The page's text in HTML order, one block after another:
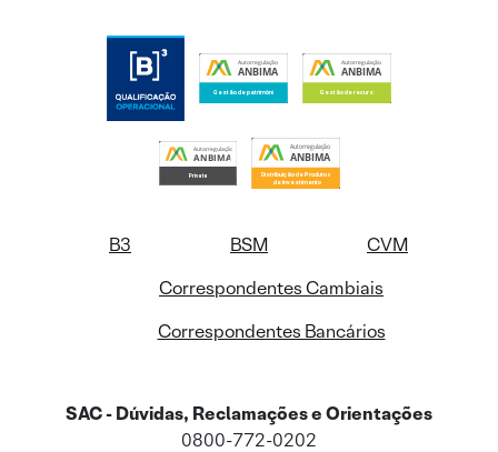
B3 BSM
CVM
Correspondentes Cambiais
Correspondentes Bancários
SAC - Dúvidas, Reclamações e Orientações
0800-772-0202